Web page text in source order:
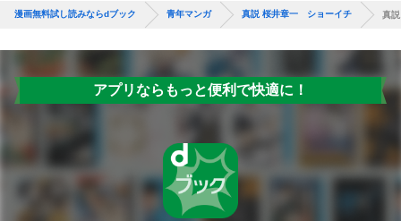
漫画無料試し読みならdブック 青年マンガ 真説 桜井章一 ショーイチ 真
アプリならもっと便利で快適に！